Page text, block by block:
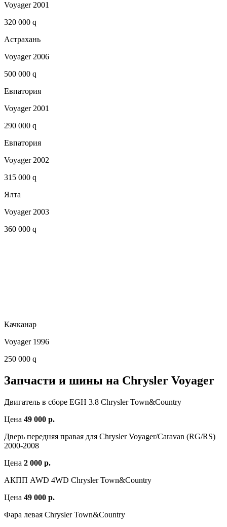
Voyager 2001
320 000 q
Астрахань
Voyager 2006
500 000 q
Евпатория
Voyager 2001
290 000 q
Евпатория
Voyager 2002
315 000 q
Ялта
Voyager 2003
360 000 q
Качканар
Voyager 1996
250 000 q
Запчасти и шины на Chrysler Voyager
Двигатель в сборе EGH 3.8 Chrysler Town&Country
Цена 49 000 р.
Дверь передняя правая для Chrysler Voyager/Caravan (RG/RS)
2000-2008
Цена 2 000 р.
АКПП AWD 4WD Chrysler Town&Country
Цена 49 000 р.
Фара левая Chrysler Town&Country